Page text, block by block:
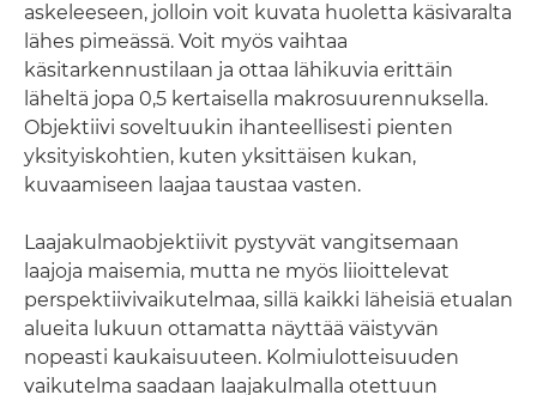
askeleeseen, jolloin voit kuvata huoletta käsivaralta
lähes pimeässä. Voit myös vaihtaa
käsitarkennustilaan ja ottaa lähikuvia erittäin
läheltä jopa 0,5 kertaisella makrosuurennuksella.
Objektiivi soveltuukin ihanteellisesti pienten
yksityiskohtien, kuten yksittäisen kukan,
kuvaamiseen laajaa taustaa vasten.
Laajakulmaobjektiivit pystyvät vangitsemaan
laajoja maisemia, mutta ne myös liioittelevat
perspektiivivaikutelmaa, sillä kaikki läheisiä etualan
alueita lukuun ottamatta näyttää väistyvän
nopeasti kaukaisuuteen. Kolmiulotteisuuden
vaikutelma saadaan laajakulmalla otettuun